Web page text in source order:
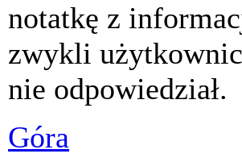
notatkę z
zwykli
nie odpowiedział.
Góra